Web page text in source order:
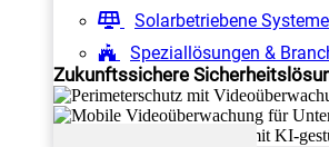
Solarbetriebene Systeme
Speziallösungen &
Zukunftssichere